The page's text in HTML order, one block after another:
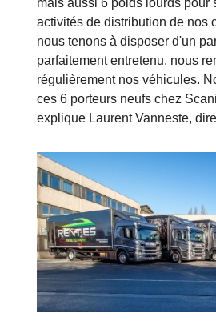
activités de distribution de nos
nous tenons à disposer d'un
parfaitement entretenu, nous
régulièrement nos véhicules.
ces 6 porteurs neufs chez
explique Laurent Vanneste,